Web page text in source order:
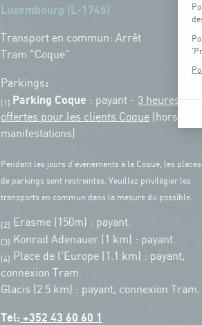
Luxembourg (L-1745)
Transport en commun: Arrêt
Tram "Coque"
Parkings:
(1) Parking Coque : payant - 3 heures
offertes pour les clients Coque (hors
manifestations)
Pendant les jours d'événements à la Coque, les places
de parkings sont restreintes. Veuillez privilégier les
transports en commun dans la mesure du possible.
(2) Erasme (150m) : payant.
(3) Konrad Adenauer (1 km) : payant.
(4)
Place de l'Europe (1.1 km) : payant,
connexion Tram.
Glacis (2.5 km) : payant, connexion Tram.
Tel: +352 43 60 60 1